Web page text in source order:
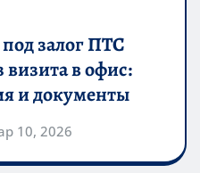
залог ПТС
визита в офис:
и документы
10, 2026